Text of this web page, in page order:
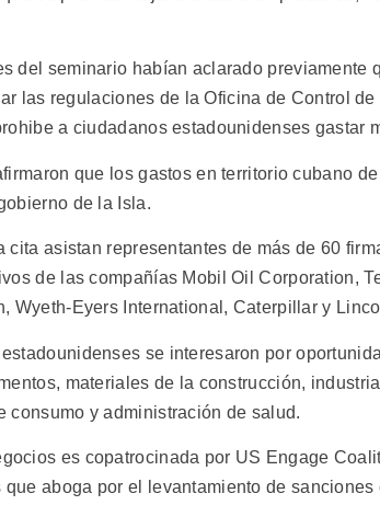
del seminario habían aclarado previamente
las regulaciones de la Oficina de Control
a ciudadanos estadounidenses gastar
que los gastos en territorio cubano
de la Isla.
cita asistan representantes de más de 60
de las compañías Mobil Oil Corporation,
Wyeth-Eyers International, Caterpillar y
se interesaron por
materiales de la construcción,
consumo y administración de salud.
es copatrocinada por US Engage
aboga por el levantamiento de